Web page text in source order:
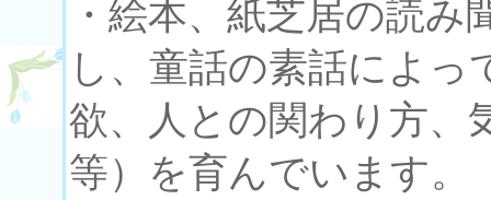
・絵本、紙芝居の読
し、童話の素話によ
欲、人との関わり方、
等）を育んでいます。